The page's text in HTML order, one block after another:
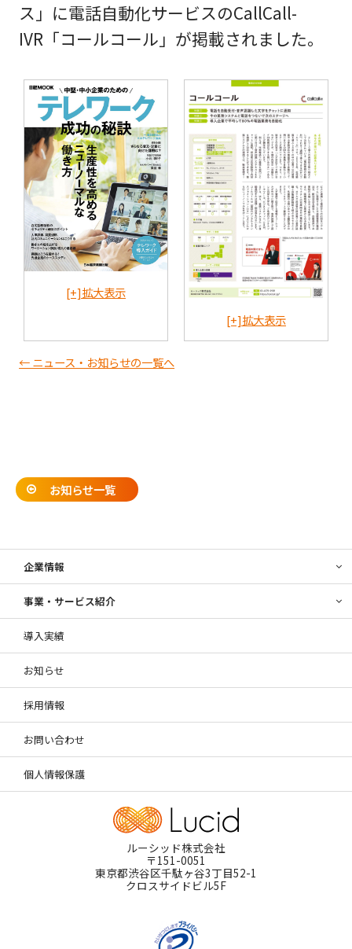
ス」に電話自動化サービスのCallCall-
IVR「コールコール」が掲載されました。
[+]拡大表示
[+]拡大表示
← ニュース・お知らせの一覧へ
お知らせ一覧
企業情報
事業・サービス紹介
導入実績
お知らせ
採用情報
お問い合わせ
個人情報保護
ルーシッド株式会社
〒151-0051
東京都渋谷区千駄ヶ谷3丁目52-1
クロスサイドビル5F